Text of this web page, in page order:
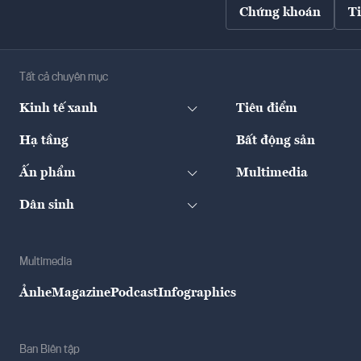
Chứng khoán
Tất cả chuyên mục
Kinh tế xanh Tiêu điểm
Hạ tầng Bất động sản
Ấn phẩm Multimedia
Dân sinh
Multimedia
ẢnheMagazinePodcastInfographics
Ban Biên tập